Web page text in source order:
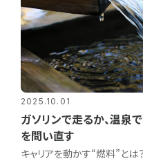
2025.10.01
ガソリンで走るか、温
を問い直す
キャリアを動かす“燃料”とは